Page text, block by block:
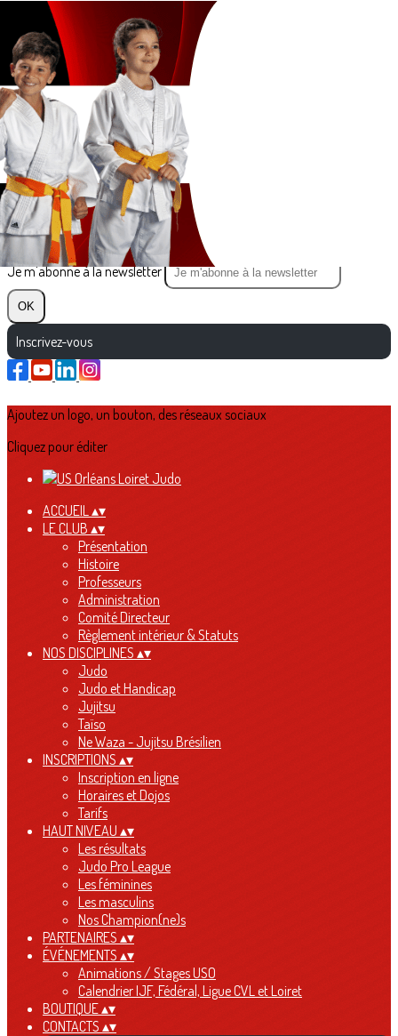
Exporter les lignes sélectionnées
Exporter toutes les colonnes
Exporter uniquement les colonnes affichées
Menu
?>
Images de la page d'accueil
Cliquez pour éditer
Texte, bouton et/ou inscription à la newsletter
Cliquez pour éditer
Je m'abonne à la newsletter
OK
Inscrivez-vous
Ajoutez un logo, un bouton, des réseaux sociaux
Cliquez pour éditer
ACCUEIL▴▾
LE CLUB ▴▾
Présentation
Histoire
Professeurs
Administration
Comité Directeur
Règlement intérieur & Statuts
NOS DISCIPLINES ▴▾
Judo
Judo et Handicap
Jujitsu
Taïso
Ne Waza - Jujitsu Brésilien
INSCRIPTIONS ▴▾
Inscription en ligne
Horaires et Dojos
Tarifs
HAUT NIVEAU ▴▾
Les résultats
Judo Pro League
Les féminines
Les masculins
Nos Champion(ne)s
PARTENAIRES ▴▾
ÉVÉNEMENTS ▴▾
Animations / Stages USO
Calendrier IJF, Fédéral, Ligue CVL et Loiret
BOUTIQUE▴▾
CONTACTS ▴▾